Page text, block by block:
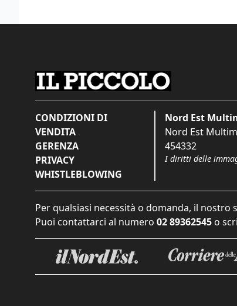
CONDIZIONI DI
VENDITA
GERENZA
PRIVACY
WHISTLEBLOWING
Nord Est
Nord Est
454332
I diritti delle
Per qualsiasi necessità o domanda, il
Puoi contattarci al numero 02 89362545 o